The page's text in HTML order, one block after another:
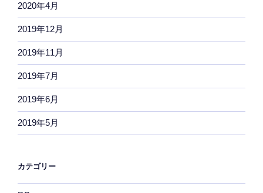
2020年4月
2019年12月
2019年11月
2019年7月
2019年6月
2019年5月
カテゴリー